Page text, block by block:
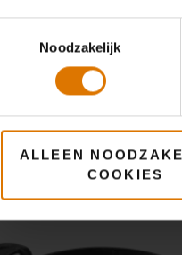
Noodzakelijk
ALLEEN
COOKIES